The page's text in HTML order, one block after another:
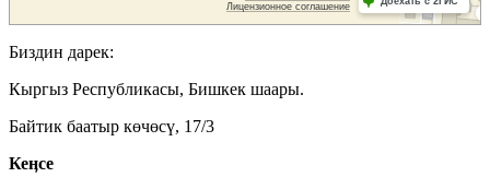
Биздин дарек:
Кыргыз Республикасы, Бишкек шаары.
Байтик баатыр көчөсү, 17/3
Кеӊсе